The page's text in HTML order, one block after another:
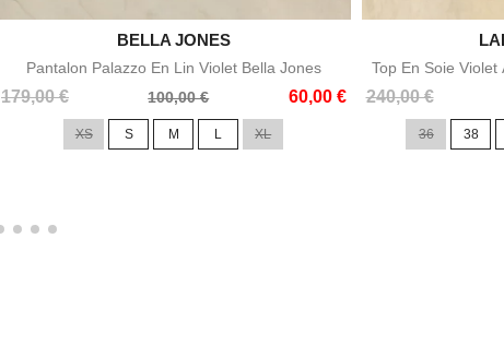
Aperçu rapide
BELLA JONES
Pantalon Palazzo En Lin Violet Bella Jones
179,00 €
Prix
100,00 € 60,00 €
Prix
XS S M L XL

Top En Soie
240,00 €
Prix
Prix
36 38